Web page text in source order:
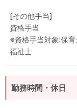
[その他手当]
資格手当
※資格手当対象:保
福祉士
勤務時間・休日